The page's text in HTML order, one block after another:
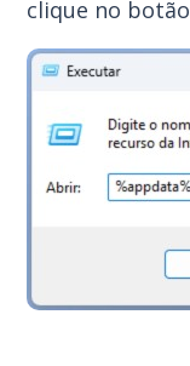
clique no botão